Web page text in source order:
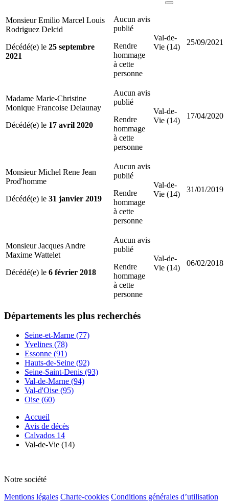
Monsieur Emilio Marcel Louis
Rodriguez Delcid
Décédé(e) le 25 septembre
2021
Aucun avis
publié
Rendre
hommage
à cette
personne
Val-de-
Vie (14)
25/09/2021
Madame Marie-Christine
Monique Francoise Delaunay
Décédé(e) le 17 avril 2020
Aucun avis
publié
Rendre
hommage
à cette
personne
Val-de-
Vie (14)
17/04/2020
Monsieur Michel Rene Jean
Prod'homme
Décédé(e) le 31 janvier 2019
Aucun avis
publié
Rendre
hommage
à cette
personne
Val-de-
Vie (14)
31/01/2019
Monsieur Jacques Andre
Maxime Wattelet
Décédé(e) le 6 février 2018
Aucun avis
publié
Rendre
hommage
à cette
personne
Val-de-
Vie (14)
06/02/2018
Départements les plus recherchés
Seine-et-Marne (77)
Yvelines (78)
Essonne (91)
Hauts-de-Seine (92)
Seine-Saint-Denis (93)
Val-de-Marne (94)
Val-d'Oise (95)
Oise (60)
Accueil
Avis de décès
Calvados 14
Val-de-Vie (14)
Notre société
Mentions légales Charte-cookies Conditions générales d’utilisation